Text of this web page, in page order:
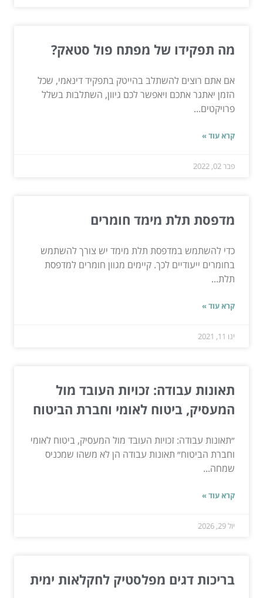
מה תפקידו של מפתח פול סטאק?
אם אתם רוצים להשתלב בהייטק בתפקיד דינאמי, שכל
הזמן יאתגר אתכם ויאפשר לכם גיוון, השתלבות בשלל
פרויקטים...
קרא עוד »
פבר 02, 2022
מדפסת תלת מימד חומרים
כדי להשתמש במדפסת תלת מימד יש צורך להשתמש
בחומרים ייעודיים לכך. קיימים מגוון חומרים למדפסת
תלת...
קרא עוד »
ינו 11, 2021
תאונות עבודה: זכויות העובד מול
המעסיק, ביטוח לאומי וחברת הביטוח
״תאונות עבודה: זכויות העובד מול המעסיק, ביטוח לאומי
וחברת הביטוח״ תאונות עבודה הן לא משהו שמכניס
שמחה...
קרא עוד »
יול 29, 2026
בריכות דגים מפלסטיק לחקלאות ימית